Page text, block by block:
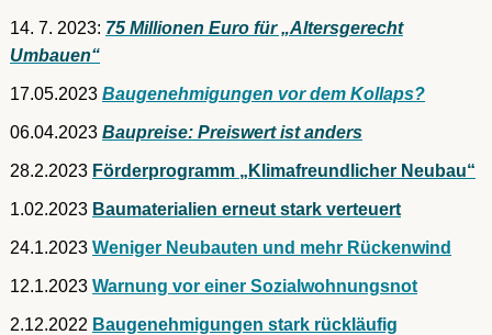
14. 7. 2023: 75 Millionen Euro für „Altersgerecht
Umbauen“
17.05.2023 Baugenehmigungen vor dem Kollaps?
06.04.2023 Baupreise: Preiswert ist anders
28.2.2023 Förderprogramm „Klimafreundlicher Neubau“
1.02.2023 Baumaterialien erneut stark verteuert
24.1.2023 Weniger Neubauten und mehr Rückenwind
12.1.2023 Warnung vor einer Sozialwohnungsnot
2.12.2022 Baugenehmigungen stark rückläufig